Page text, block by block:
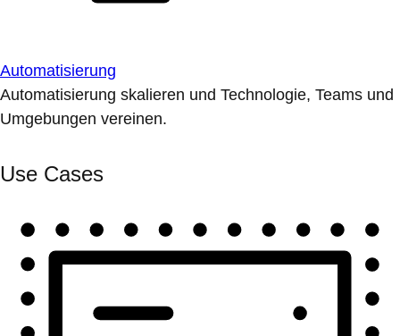
Automatisierung
Automatisierung skalieren und Technologie, Teams und
Umgebungen vereinen.
Use Cases